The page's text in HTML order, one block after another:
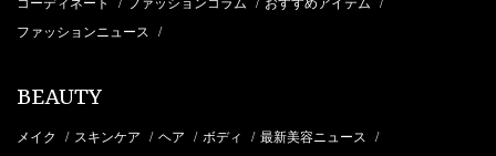
/ / /
ファッションニュース /
BEAUTY
メイク / スキンケア / ヘア / ボディ / 最新美容ニュース /